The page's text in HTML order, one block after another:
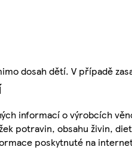
dosah dětí. V případě
informací o výrobcích
potravin, obsahu živin,
poskytnuté na